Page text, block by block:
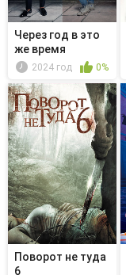
Через год в это
же время
2024 год 0%
Поворот не туда
6